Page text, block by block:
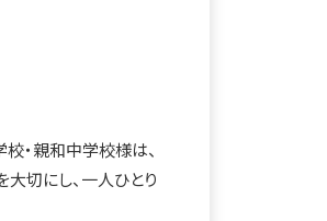
・親和中学校様は、
切にし、一人ひとり